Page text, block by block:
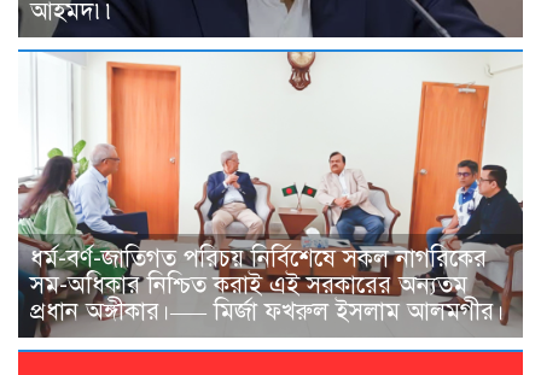
আহমদ৷৷
ধর্ম-বর্ণ-জাতিগত পরিচয় নির্বিশেষে সকল নাগরিকের
সম-অধিকার নিশ্চিত করাই এই সরকারের অন্যতম
প্রধান অঙ্গীকার।—– মির্জা ফখরুল ইসলাম আলমগীর।